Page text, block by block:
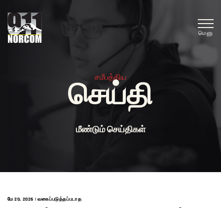
மெனு
சமீபத்திய
செய்தி
மீண்டும் செய்திகள்
மே 20, 2026 | வகைப்படுத்தப்படாத